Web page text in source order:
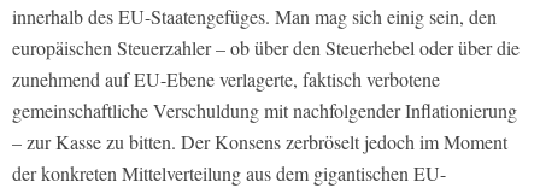
innerhalb des EU-Staatengefüges. Man mag sich einig sein, den
europäischen Steuerzahler – ob über den Steuerhebel oder über die
zunehmend auf EU-Ebene verlagerte, faktisch verbotene
gemeinschaftliche Verschuldung mit nachfolgender Inflationierung
– zur Kasse zu bitten. Der Konsens zerbröselt jedoch im Moment
der konkreten Mittelverteilung aus dem gigantischen EU-